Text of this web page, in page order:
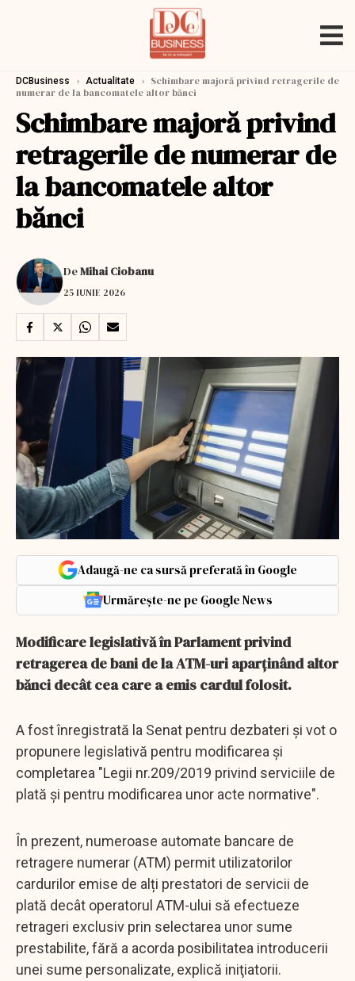
DCBusiness › Actualitate › Schimbare majoră privind retragerile de
numerar de la bancomatele altor bănci
Schimbare majoră privind
retragerile de numerar de
la bancomatele altor
bănci
DeMihai Ciobanu
25 IUNIE 2026
Adaugă-ne ca sursă preferată în Google
Urmărește-ne pe Google News
Modificare legislativă în Parlament privind
retragerea de bani de la ATM-uri aparţinând altor
bănci decât cea care a emis cardul folosit.
A fost înregistrată la Senat pentru dezbateri şi vot o
propunere legislativă pentru modificarea și
completarea "Legii nr.209/2019 privind serviciile de
plată și pentru modificarea unor acte normative".
În prezent, numeroase automate bancare de
retragere numerar (ATM) permit utilizatorilor
cardurilor emise de alți prestatori de servicii de
plată decât operatorul ATM-ului să efectueze
retrageri exclusiv prin selectarea unor sume
prestabilite, fără a acorda posibilitatea introducerii
unei sume personalizate, explică iniţiatorii.